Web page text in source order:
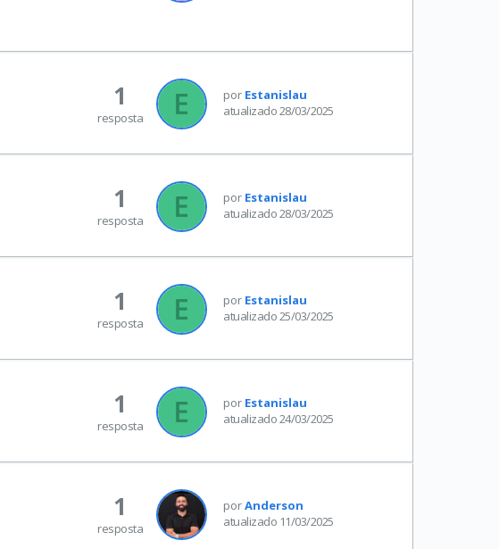
por Estanislau
atualizado 28/03/2025
1
resposta
por Estanislau
atualizado 28/03/2025
1
resposta
por Estanislau
atualizado 25/03/2025
1
resposta
por Estanislau
atualizado 24/03/2025
1
resposta
porAnderson
atualizado 11/03/2025
1
resposta